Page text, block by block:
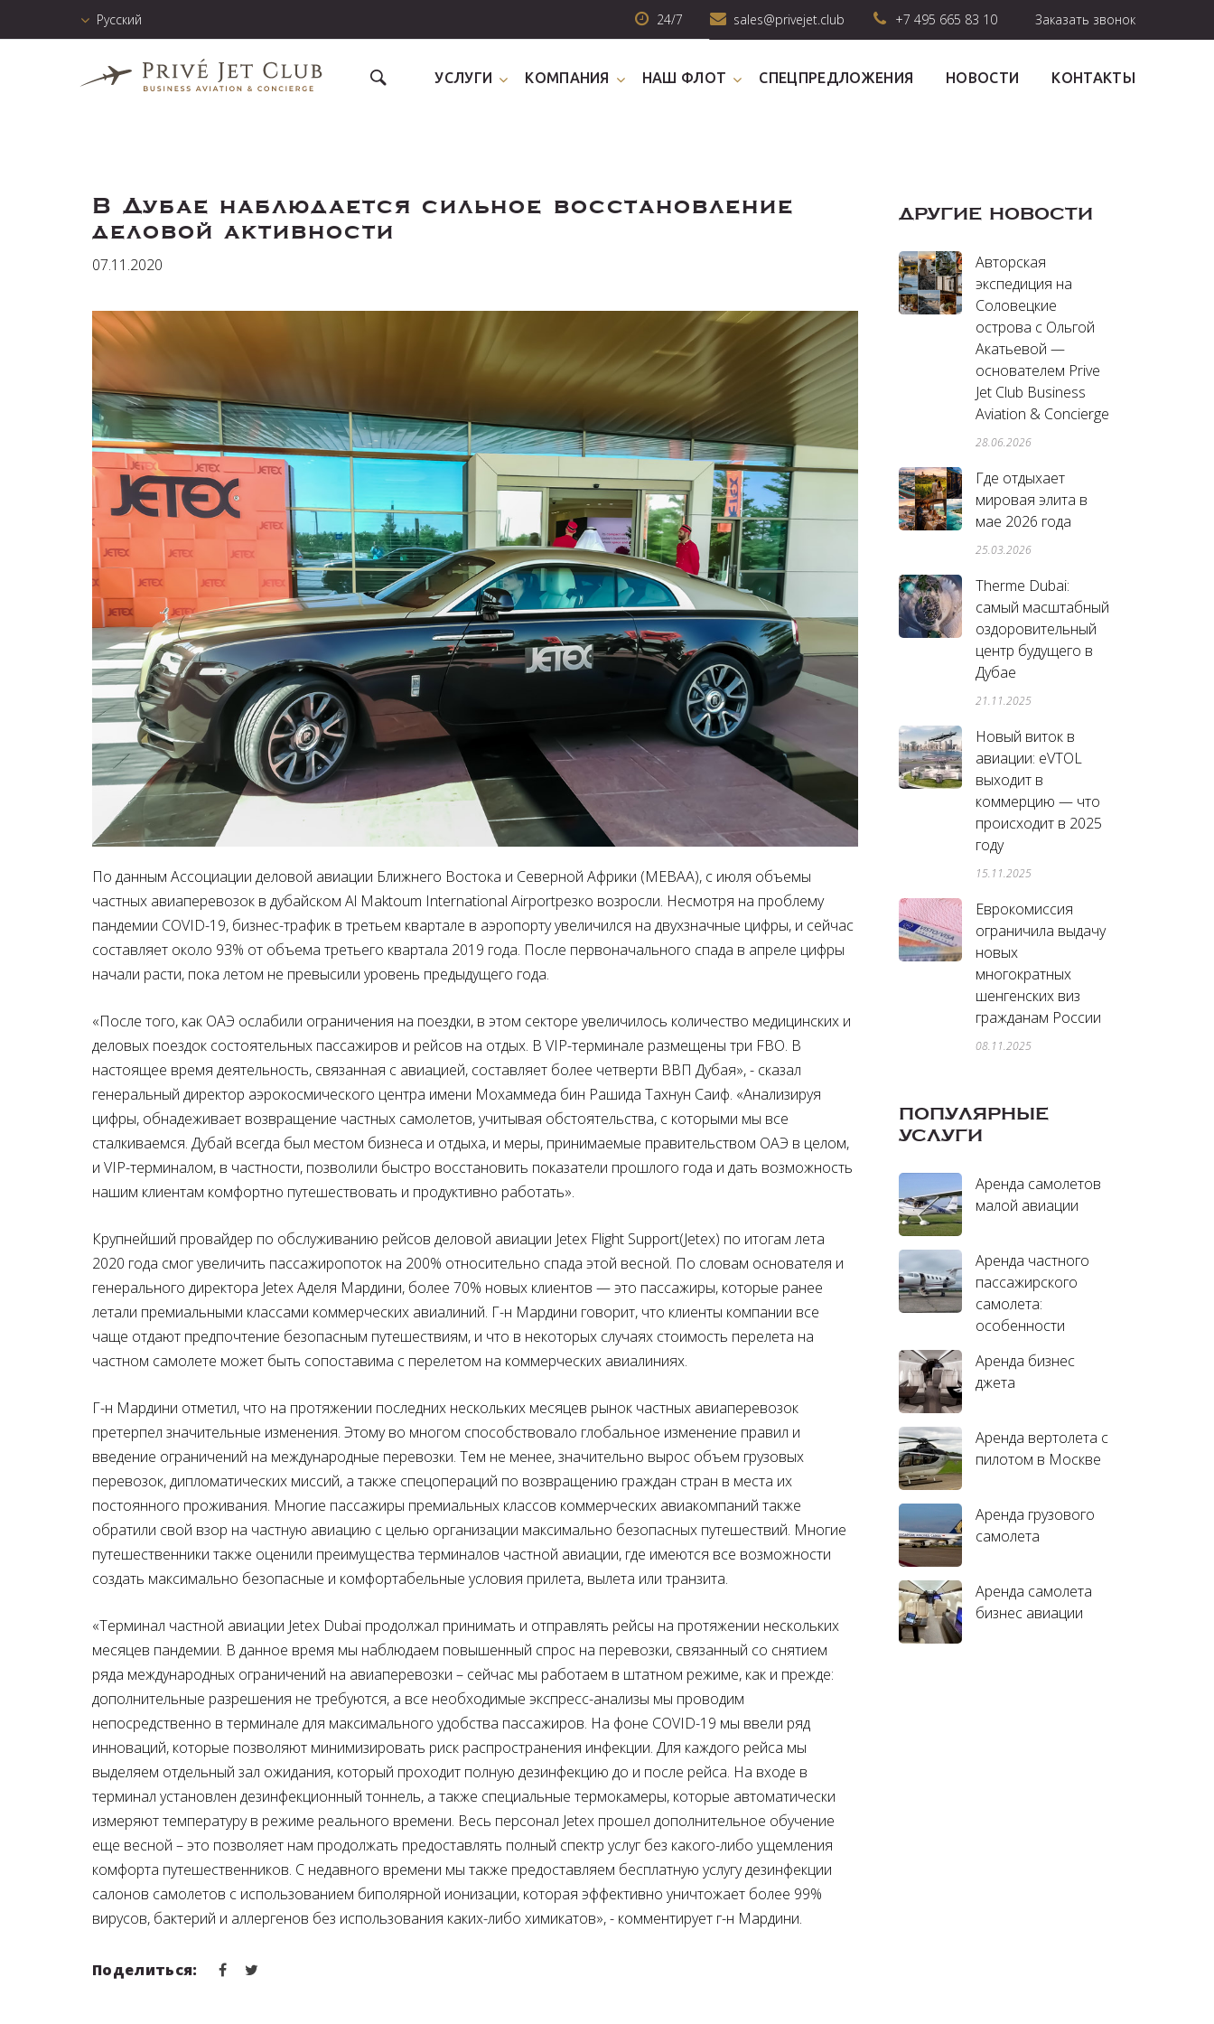
24/7 sales@privejet.club +7 495 665 83 10 Заказать звонок
Русский
УСЛУГИ КОМПАНИЯ НАШ ФЛОТ СПЕЦПРЕДЛОЖЕНИЯ НОВОСТИ КОНТАКТЫ
В Дубае наблюдается сильное восстановление
деловой активности
07.11.2020
По данным Ассоциации деловой авиации Ближнего Востока и Северной Африки (MEBAA), с июля объемы
частных авиаперевозок в дубайском Al Maktoum International Airportрезко возросли. Несмотря на проблему
пандемии COVID-19, бизнес-трафик в третьем квартале в аэропорту увеличился на двухзначные цифры, и сейчас
составляет около 93% от объема третьего квартала 2019 года. После первоначального спада в апреле цифры
начали расти, пока летом не превысили уровень предыдущего года.
«После того, как ОАЭ ослабили ограничения на поездки, в этом секторе увеличилось количество медицинских и
деловых поездок состоятельных пассажиров и рейсов на отдых. В VIP-терминале размещены три FBO. В
настоящее время деятельность, связанная с авиацией, составляет более четверти ВВП Дубая», - сказал
генеральный директор аэрокосмического центра имени Мохаммеда бин Рашида Тахнун Саиф. «Анализируя
цифры, обнадеживает возвращение частных самолетов, учитывая обстоятельства, с которыми мы все
сталкиваемся. Дубай всегда был местом бизнеса и отдыха, и меры, принимаемые правительством ОАЭ в целом,
и VIP-терминалом, в частности, позволили быстро восстановить показатели прошлого года и дать возможность
нашим клиентам комфортно путешествовать и продуктивно работать».
Крупнейший провайдер по обслуживанию рейсов деловой авиации Jetex Flight Support(Jetex) по итогам лета
2020 года смог увеличить пассажиропоток на 200% относительно спада этой весной. По словам основателя и
генерального директора JetexАделя Мардини, более 70% новых клиентов — это пассажиры, которые ранее
летали премиальными классами коммерческих авиалиний. Г-н Мардини говорит, что клиенты компании все
чаще отдают предпочтение безопасным путешествиям, и что в некоторых случаях стоимость перелета на
частном самолете может быть сопоставима с перелетом на коммерческих авиалиниях.
Г-н Мардини отметил, что на протяжении последних нескольких месяцев рынок частных авиаперевозок
претерпел значительные изменения. Этому во многом способствовало глобальное изменение правил и
введение ограничений на международные перевозки. Тем не менее, значительно вырос объем грузовых
перевозок, дипломатических миссий, а также спецопераций по возвращению граждан стран в места их
постоянного проживания. Многие пассажиры премиальных классов коммерческих авиакомпаний также
обратили свой взор на частную авиацию с целью организации максимально безопасных путешествий. Многие
путешественники также оценили преимущества терминалов частной авиации, где имеются все возможности
создать максимально безопасные и комфортабельные условия прилета, вылета или транзита.
«Терминал частной авиации Jetex Dubai продолжал принимать и отправлять рейсы на протяжении нескольких
месяцев пандемии. В данное время мы наблюдаем повышенный спрос на перевозки, связанный со снятием
ряда международных ограничений на авиаперевозки – сейчас мы работаем в штатном режиме, как и прежде:
дополнительные разрешения не требуются, а все необходимые экспресс-анализы мы проводим
непосредственно в терминале для максимального удобства пассажиров. На фоне COVID-19 мы ввели ряд
инноваций, которые позволяют минимизировать риск распространения инфекции. Для каждого рейса мы
выделяем отдельный зал ожидания, который проходит полную дезинфекцию до и после рейса. На входе в
терминал установлен дезинфекционный тоннель, а также специальные термокамеры, которые автоматически
измеряют температуру в режиме реального времени. Весь персонал Jetex прошел дополнительное обучение
еще весной – это позволяет нам продолжать предоставлять полный спектр услуг без какого-либо ущемления
комфорта путешественников. С недавного времени мы также предоставляем бесплатную услугу дезинфекции
салонов самолетов с использованием биполярной ионизации, которая эффективно уничтожает более 99%
вирусов, бактерий и аллергенов без использования каких-либо химикатов», - комментирует г-н Мардини.
Поделиться:
ДРУГИЕ НОВОСТИ
Авторская
экспедиция на
Соловецкие
острова с Ольгой
Акатьевой —
основателем Prive
Jet Club Business
Aviation & Concierge
28.06.2026
Где отдыхает
мировая элита в
мае 2026 года
25.03.2026
Therme Dubai:
самый масштабный
оздоровительный
центр будущего в
Дубае
21.11.2025
Новый виток в
авиации: eVTOL
выходит в
коммерцию — что
происходит в 2025
году
15.11.2025
Еврокомиссия
ограничила выдачу
новых
многократных
шенгенских виз
гражданам России
08.11.2025
ПОПУЛЯРНЫЕ
УСЛУГИ
Аренда самолетов
малой авиации
Аренда частного
пассажирского
самолета:
особенности
Аренда бизнес
джета
Аренда вертолета с
пилотом в Москве
Аренда грузового
самолета
Аренда самолета
бизнес авиации